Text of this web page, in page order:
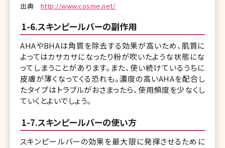
出典 http://www.cosme.net/
1-6.スキンピールバーの副作用
AHAやBHAは角質を除去する効果が高いため、肌質に
よってはカサカサになったり粉が吹いたような状態にな
ってしまうことがあります。また、使い続けているうちに
皮膚が薄くなってくる恐れも。濃度の高いAHAを配合し
たタイプはトラブルがおさまったら、使用頻度を少なくし
ていくとよいでしょう。
1-7.スキンピールバーの使い方
スキンピールバーの効果を最大限に発揮させるために